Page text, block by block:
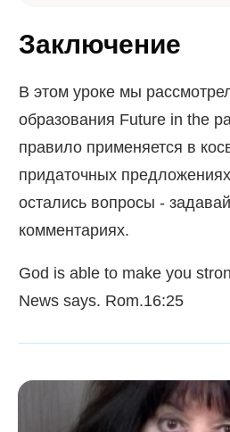
Заключение
В этом уроке мы
образования Future in the
правило применяется в
придаточных
остались вопросы -
комментариях.
God is able to make you
News says. Rom.16:25